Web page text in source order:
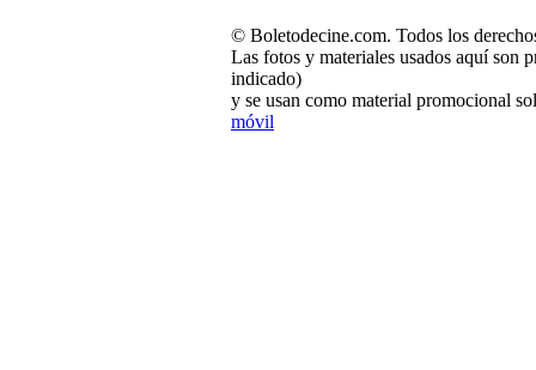
© Boletodecine.com. Todos los
Las fotos y materiales usados aquí son
indicado)
y se usan como material promocional
móvil